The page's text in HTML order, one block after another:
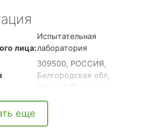
защитной зоны, воздух
рабочей зоны.
Шебекино, ул
А.Матросова, д. 14,
Литер Б
лица:
Испытательная
лаборатория
309500, РОССИЯ,
Белгородская обл,
Старый Оскол, ул.
Лесная Поляна
Белгородская обл,
еще